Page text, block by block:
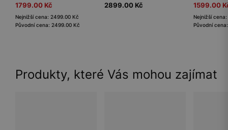
1799.00 Kč
Nejnižší cena: 2499.00 Kč
Původní cena: 2499.00 Kč
2899.00 Kč
1599.00
Nejnižší
Původní
Produkty, které Vás mohou zajímat